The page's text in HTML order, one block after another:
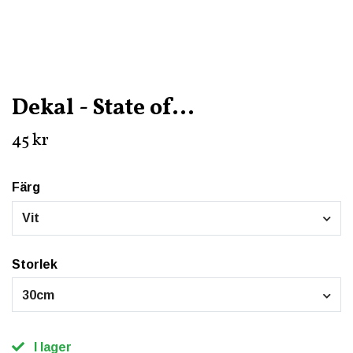
Dekal - State of...
45 kr
Färg
Vit
Storlek
30cm
I lager